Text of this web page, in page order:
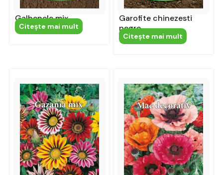
Galbenele mix
Citeşte mai mult
Garofite chinezesti
negre
Citeşte mai mult